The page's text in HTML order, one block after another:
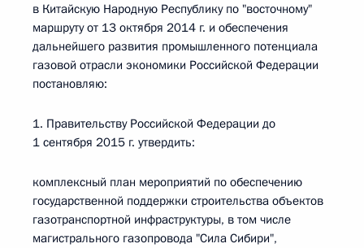
в Китайскую Народную Республику по "восточному"
маршруту от 13 октября 2014 г. и обеспечения
дальнейшего развития промышленного потенциала
газовой отрасли экономики Российской Федерации
постановляю:
1. Правительству Российской Федерации до
1 сентября 2015 г. утвердить:
комплексный план мероприятий по обеспечению
государственной поддержки строительства объектов
газотранспортной инфраструктуры, в том числе
магистрального газопровода "Сила Сибири",